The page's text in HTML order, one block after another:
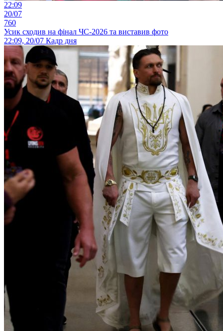
22:09
20/07
760
Усик сходив на фінал ЧС-2026 та виставив фото
22:09, 20/07 Кадр дня